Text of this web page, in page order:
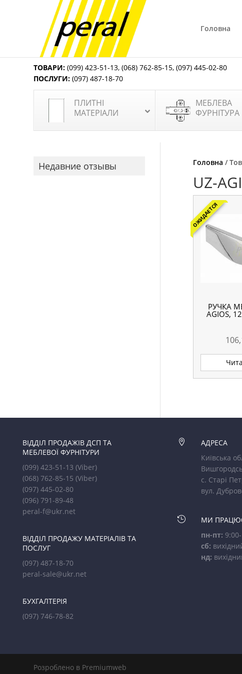
Головна
ТОВАРИ: (099) 423-51-13,(068) 762-85-15,(097) 445-02-80
ПОСЛУГИ: (097) 487-18-70
ПЛИТНІ
МАТЕРІАЛИ
МЕБЛЕВА
ФУРНІТУРА
Головна /
UZ-
ОЖИДАЕТСЯ
РУЧКА
AGIOS,
Недавние отзывы
ВІДДІЛ ПРОДАЖІВ ДСП ТА
МЕБЛЕВОЇ ФУРНІТУРИ
(099) 423-51-13(Viber)
(068) 762-85-15(Viber)
(097) 445-02-80
(096) 791-89-48
peral-f@ukr.net
ВІДДІЛ ПРОДАЖУ МАТЕРІАЛІВ ТА
ПОСЛУГ
(097) 487-18-70
peral-sale@ukr.net
БУХГАЛТЕРІЯ
(097) 746-78-82

АДРЕСА
Київська
с. Старі
вул.

МИ
пн-пт:
сб:
нд:
Розроблено в Premiumweb